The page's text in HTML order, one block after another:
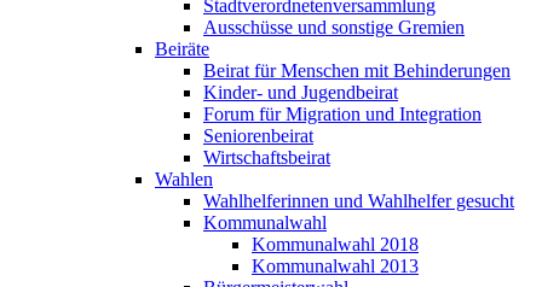
Stadtverordnetenversammlung
Ausschüsse und sonstige Gremien
Beiräte
Beirat für Menschen mit Behinderungen
Kinder- und Jugendbeirat
Forum für Migration und Integration
Seniorenbeirat
Wirtschaftsbeirat
Wahlen
Wahlhelferinnen und Wahlhelfer gesucht
Kommunalwahl
Kommunalwahl 2018
Kommunalwahl 2013